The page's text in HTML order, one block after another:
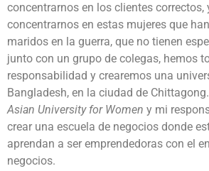
concentrarnos en los clientes correctos,
concentrarnos en estas mujeres que
maridos en la guerra, que no tienen
junto con un grupo de colegas, hemos
responsabilidad y crearemos una
Bangladesh, en la ciudad de
Asian University for Women y mi
crear una escuela de negocios donde
aprendan a ser emprendedoras con el
negocios.